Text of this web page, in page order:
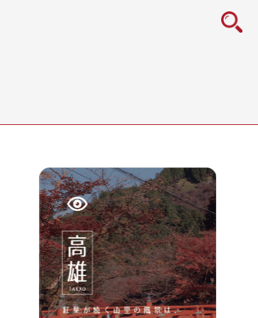
icon